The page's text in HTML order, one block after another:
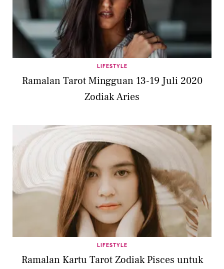
LIFESTYLE
Ramalan Tarot Mingguan 13-19 Juli 2020
Zodiak Aries
LIFESTYLE
Ramalan Kartu Tarot Zodiak Pisces untuk